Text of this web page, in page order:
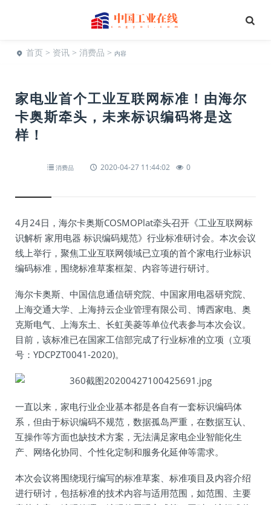
首页 > 资讯 > 消费品 > 内容
家电业首个工业互联网标准！由海尔
卡奥斯牵头，未来标识编码将是这
样！
消费品 2020-04-27 11:44:02 0
4月24日，海尔卡奥斯COSMOPlat牵头召开《工业互联网标
识解析 家用电器 标识编码规范》行业标准研讨会。本次会议
线上举行，聚焦工业互联网领域已立项的首个家电行业标识
编码标准，围绕标准草案框架、内容等进行研讨。
海尔卡奥斯、中国信息通信研究院、中国家用电器研究院、
上海交通大学、上海持云企业管理有限公司、博西家电、奥
克斯电气、上海东土、长虹美菱等单位代表参与本次会议。
目前，该标准已在国家工信部完成了行业标准的立项（立项
号：YDCPZT0041-2020)。
一直以来，家电行业企业基本都是各自有一套标识编码体
系，但由于标识编码不规范，数据孤岛严重，在数据互认、
互操作等方面也缺技术方案，无法满足家电企业智能化生
产、网络化协同、个性化定制和服务化延伸等需求。
本次会议将围绕现行编写的标准草案、标准项目及内容介绍
进行研讨，包括标准的技术内容与适用范围，如范围、主要